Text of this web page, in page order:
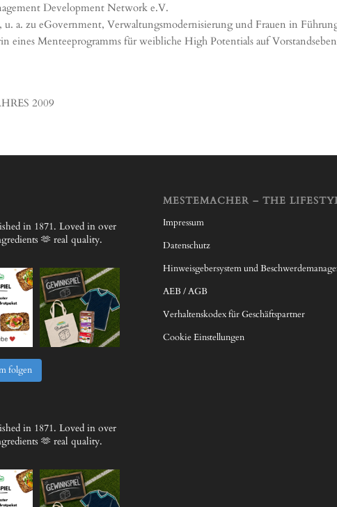
Development Network e.V.
a. zu eGovernment, Verwaltungsmodernisierung und Frauen in
Menteeprogramms für weibliche High Potentials auf
2009
in 1871. Loved in over
🫶 real quality.
folgen
in 1871. Loved in over
🫶 real quality.
MESTEMACHER – THE
Impressum
Datenschutz
Hinweisgebersystem und
AEB / AGB
Verhaltenskodex für Geschäftspartner
Cookie Einstellungen